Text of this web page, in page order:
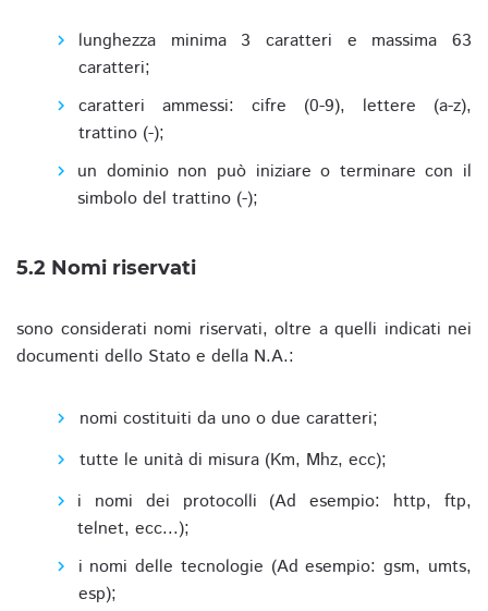
lunghezza minima 3 caratteri e massima 63
caratteri;
caratteri ammessi: cifre (0-9), lettere (a-z),
trattino (-);
un dominio non può iniziare o terminare con il
simbolo del trattino (-);
5.2 Nomi riservati
sono considerati nomi riservati, oltre a quelli indicati nei
documenti dello Stato e della N.A.:
nomi costituiti da uno o due caratteri;
tutte le unità di misura (Km, Mhz, ecc);
i nomi dei protocolli (Ad esempio: http, ftp,
telnet, ecc...);
i nomi delle tecnologie (Ad esempio: gsm, umts,
esp);